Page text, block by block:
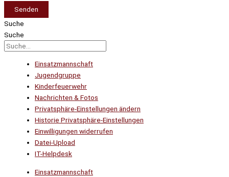
Senden
Suche
Suche
Einsatzmannschaft
Jugendgruppe
Kinderfeuerwehr
Nachrichten & Fotos
Privatsphäre-Einstellungen ändern
Historie Privatsphäre-Einstellungen
Einwilligungen widerrufen
Datei-Upload
IT-Helpdesk
Einsatzmannschaft